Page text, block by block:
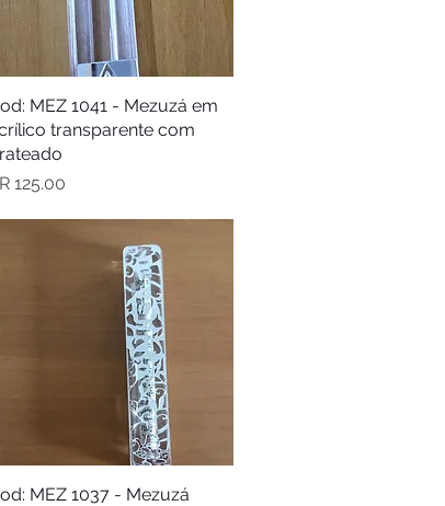
תצוגה מהירה
MEZ 1041 - Mezuzá em
transparente com
מחיר
תצוגה מהירה
MEZ 1037 - Mezuzá